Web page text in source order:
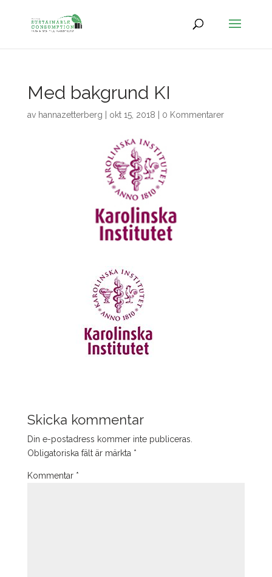
Med bakgrund KI
av hannazetterberg okt 15, 2018 0 Kommentarer
Skicka kommentar
Din e-postadress kommer inte publiceras.
Obligatoriska fält är märkta *
Kommentar *